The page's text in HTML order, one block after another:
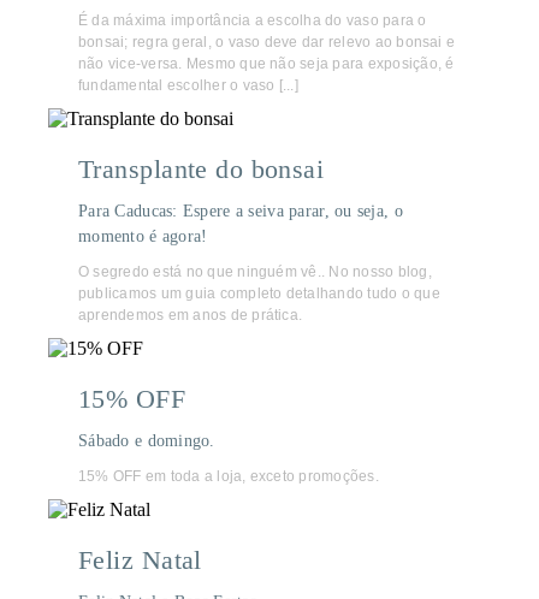
É da máxima importância a escolha do vaso para o
bonsai; regra geral, o vaso deve dar relevo ao bonsai e
não vice-versa. Mesmo que não seja para exposição, é
fundamental escolher o vaso [...]
Transplante do bonsai
Para Caducas: Espere a seiva parar, ou seja, o
momento é agora!
O segredo está no que ninguém vê.. No nosso blog,
publicamos um guia completo detalhando tudo o que
aprendemos em anos de prática.
15% OFF
Sábado e domingo.
15% OFF em toda a loja, exceto promoções.
Feliz Natal